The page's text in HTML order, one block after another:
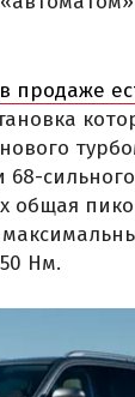
в продаже
68-сильного
общая
Нм.